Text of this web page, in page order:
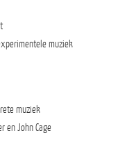
muziek
muziek
en John Cage